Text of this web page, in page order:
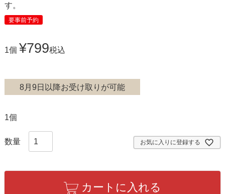
す。
要事前予約
1個 ¥799税込
8月9日以降お受け取りが可能
1個
お気に入りに登録する
カートに入れる